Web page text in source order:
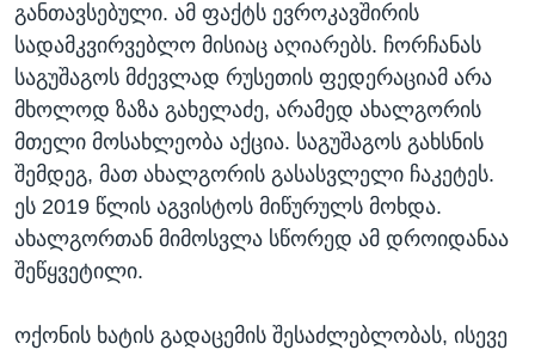
განთავსებული. ამ ფაქტს ევროკავშირის
სადამკვირვებლო მისიაც აღიარებს. ჩორჩანას
საგუშაგოს მძევლად რუსეთის ფედერაციამ არა
მხოლოდ ზაზა გახელაძე, არამედ ახალგორის
მთელი მოსახლეობა აქცია. საგუშაგოს გახსნის
შემდეგ, მათ ახალგორის გასასვლელი ჩაკეტეს.
ეს 2019 წლის აგვისტოს მიწურულს მოხდა.
ახალგორთან მიმოსვლა სწორედ ამ დროიდანაა
შეწყვეტილი.
ოქონის ხატის გადაცემის შესაძლებლობას, ისევე